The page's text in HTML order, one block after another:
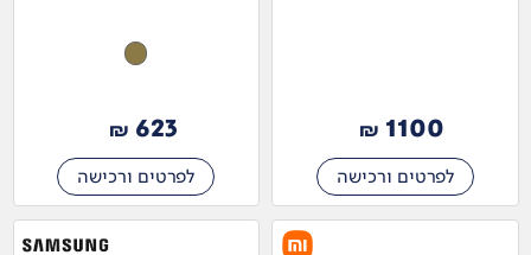
1100
₪
לפרטים ורכישה
623
₪
לפרטים ורכישה